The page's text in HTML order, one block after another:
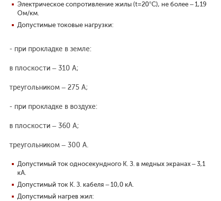
Электрическое сопротивление жилы (t=20°С), не более – 1,19
Ом/км.
Допустимые токовые нагрузки:
- при прокладке в земле:
в плоскости – 310 А;
треугольником – 275 А;
- при прокладке в воздухе:
в плоскости – 360 А;
треугольником – 300 А.
Допустимый ток односекундного К. З. в медных экранах – 3,1
кА.
Допустимый ток К. З. кабеля – 10,0 кА.
Допустимый нагрев жил: